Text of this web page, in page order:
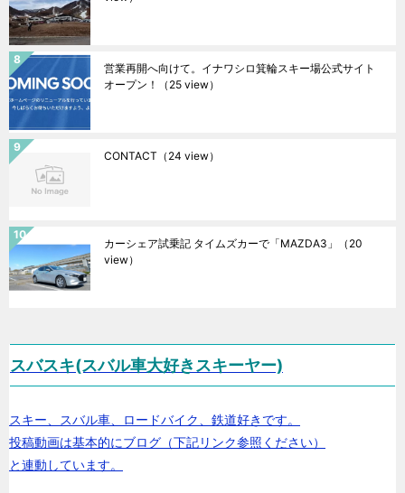
営業再開へ向けて。イナワシロ箕輪スキー場公式サイト
オープン！
（25 view）
CONTACT （24 view）
カーシェア試乗記 タイムズカーで「MAZDA3」
（20
view）
スバスキ(スバル車大好きスキーヤー)
スキー、スバル車、ロードバイク、鉄道好きです。
投稿動画は基本的にブログ（下記リンク参照ください）
と連動しています。